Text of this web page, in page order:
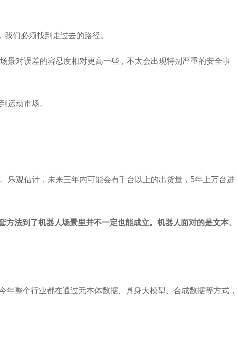
们必须找到走过去的路径。
景对误差的容忍度相对更高一些，不太会出现特别严重的安全事
运动市场。
乐观估计，未来三年内可能会有千台以上的出货量，5年上万台进
法到了机器人场景里并不一定也能成立。机器人面对的是文本、
整个行业都在通过无本体数据、具身大模型、合成数据等方式，